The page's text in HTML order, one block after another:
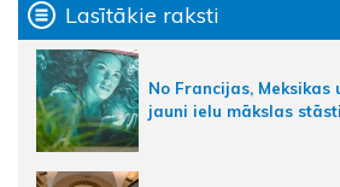
Lasītākie raksti
No Francijas, Meksikas
jauni ielu mākslas